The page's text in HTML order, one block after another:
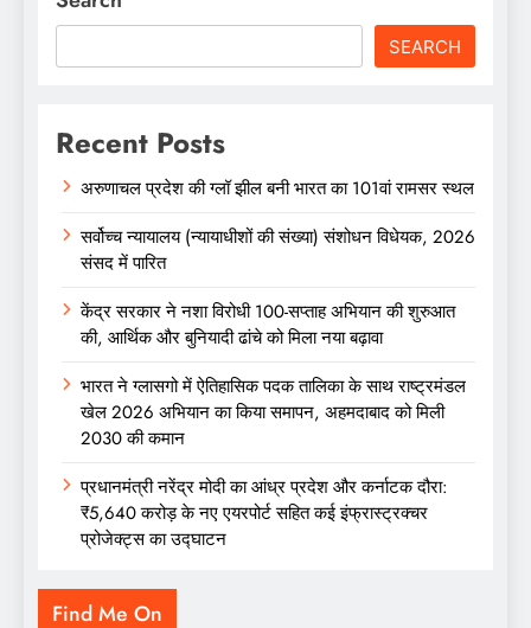
SEARCH
Recent Posts
अरुणाचल प्रदेश की ग्लॉ झील बनी भारत का 101वां रामसर स्थल
सर्वोच्च न्यायालय (न्यायाधीशों की संख्या) संशोधन विधेयक, 2026
संसद में पारित
केंद्र सरकार ने नशा विरोधी 100-सप्ताह अभियान की शुरुआत
की, आर्थिक और बुनियादी ढांचे को मिला नया बढ़ावा
भारत ने ग्लासगो में ऐतिहासिक पदक तालिका के साथ राष्ट्रमंडल
खेल 2026 अभियान का किया समापन, अहमदाबाद को मिली
2030 की कमान
प्रधानमंत्री नरेंद्र मोदी का आंध्र प्रदेश और कर्नाटक दौरा:
₹5,640 करोड़ के नए एयरपोर्ट सहित कई इंफ्रास्ट्रक्चर
प्रोजेक्ट्स का उद्घाटन
Find Me On